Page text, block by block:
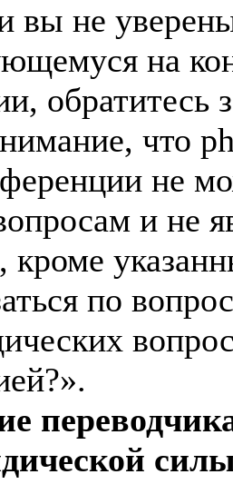
вы не
на
обратитесь
что
не
и не
по